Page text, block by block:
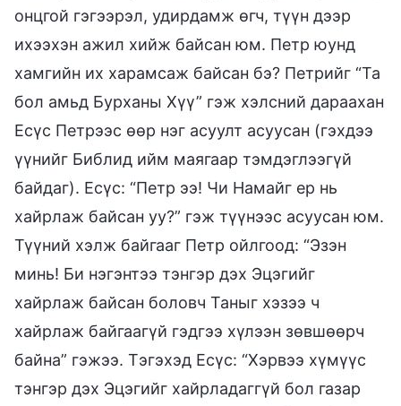
онцгой гэгээрэл, удирдамж өгч, түүн дээр
ихээхэн ажил хийж байсан юм. Петр юунд
хамгийн их харамсаж байсан бэ? Петрийг “Та
бол амьд Бурханы Хүү” гэж хэлсний дараахан
Есүс Петрээс өөр нэг асуулт асуусан (гэхдээ
үүнийг Библид ийм маягаар тэмдэглээгүй
байдаг). Есүс: “Петр ээ! Чи Намайг ер нь
хайрлаж байсан уу?” гэж түүнээс асуусан юм.
Түүний хэлж байгааг Петр ойлгоод: “Эзэн
минь! Би нэгэнтээ тэнгэр дэх Эцэгийг
хайрлаж байсан боловч Таныг хэзээ ч
хайрлаж байгаагүй гэдгээ хүлээн зөвшөөрч
байна” гэжээ. Тэгэхэд Есүс: “Хэрвээ хүмүүс
тэнгэр дэх Эцэгийг хайрладаггүй бол газар